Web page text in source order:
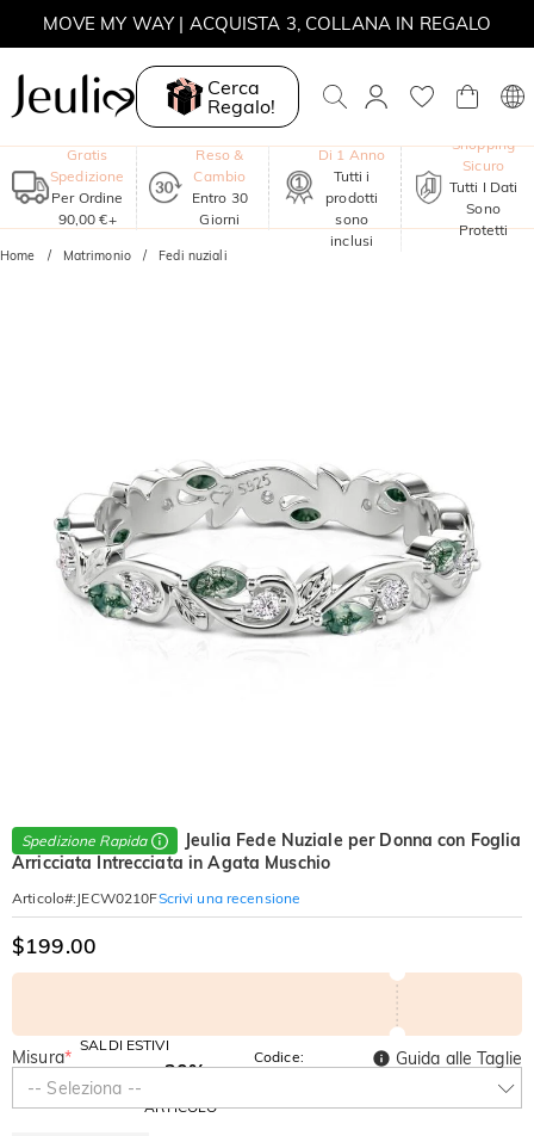
MOVE MY WAY | ACQUISTA 3, COLLANA IN REGALO
Cerca
Regalo!
Gratis
Spedizione
Per Ordine
90,00 €+
Reso &
Cambio
Entro 30
Giorni
Di 1 Anno
Tutti i
prodotti
sono
inclusi
Shopping
Sicuro
Tutti I Dati
Sono
Protetti
Home Matrimonio Fedi nuziali
Spedizione Rapida
Jeulia Fede Nuziale per Donna con Foglia
Arricciata Intrecciata in Agata Muschio
Articolo#: JECW0210FScrivi una recensione
$199.00
SALDI ESTIVI
-10%
SU TUTTO
-30%
ARTICOLO
Codice:
SUMMER
Misura*
-- Seleziona --
Guida alle Taglie